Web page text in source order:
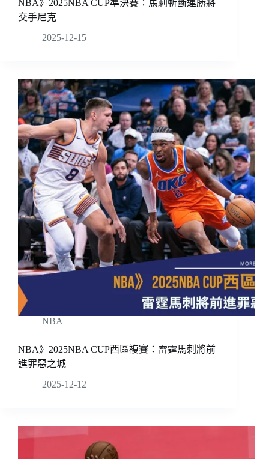
NBA》2025NBA CUP準決賽：馬刺斬斷連勝將
交手尼克
2025-12-15
NBA
NBA》2025NBA CUP西區複賽：雷霆馬刺將前
進罪惡之城
2025-12-12